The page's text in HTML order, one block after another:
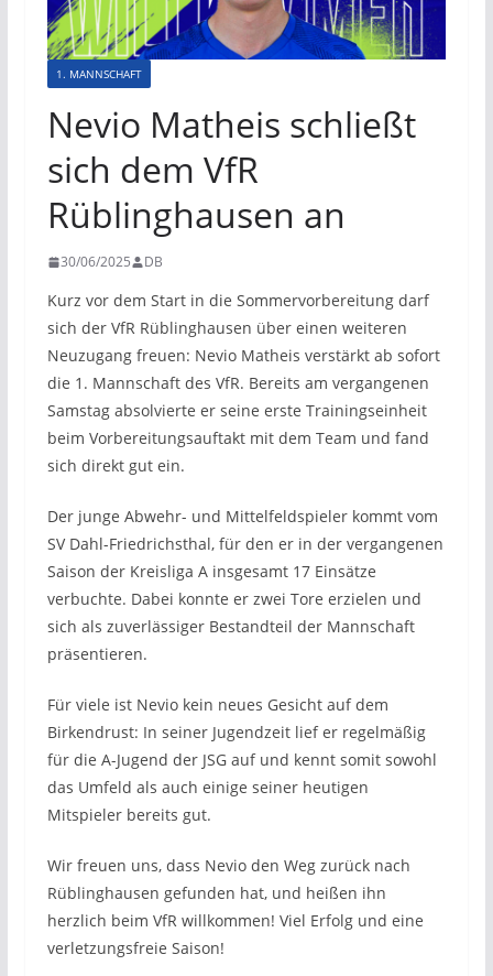
1. MANNSCHAFT
Nevio Matheis schließt
sich dem VfR
Rüblinghausen an
30/06/2025 DB
Kurz vor dem Start in die Sommervorbereitung darf
sich der VfR Rüblinghausen über einen weiteren
Neuzugang freuen: Nevio Matheis verstärkt ab sofort
die 1. Mannschaft des VfR. Bereits am vergangenen
Samstag absolvierte er seine erste Trainingseinheit
beim Vorbereitungsauftakt mit dem Team und fand
sich direkt gut ein.
Der junge Abwehr- und Mittelfeldspieler kommt vom
SV Dahl-Friedrichsthal, für den er in der vergangenen
Saison der Kreisliga A insgesamt 17 Einsätze
verbuchte. Dabei konnte er zwei Tore erzielen und
sich als zuverlässiger Bestandteil der Mannschaft
präsentieren.
Für viele ist Nevio kein neues Gesicht auf dem
Birkendrust: In seiner Jugendzeit lief er regelmäßig
für die A-Jugend der JSG auf und kennt somit sowohl
das Umfeld als auch einige seiner heutigen
Mitspieler bereits gut.
Wir freuen uns, dass Nevio den Weg zurück nach
Rüblinghausen gefunden hat, und heißen ihn
herzlich beim VfR willkommen! Viel Erfolg und eine
verletzungsfreie Saison!